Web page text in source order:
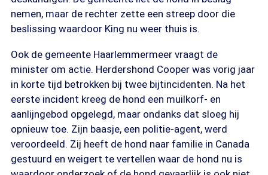
nemen, maar de rechter zette een streep door die
beslissing waardoor King nu weer thuis is.
Ook de gemeente Haarlemmermeer vraagt de
minister om actie. Herdershond Cooper was vorig jaar
in korte tijd betrokken bij twee bijtincidenten. Na het
eerste incident kreeg de hond een muilkorf- en
aanlijngebod opgelegd, maar ondanks dat sloeg hij
opnieuw toe. Zijn baasje, een politie-agent, werd
veroordeeld. Zij heeft de hond naar familie in Canada
gestuurd en weigert te vertellen waar de hond nu is